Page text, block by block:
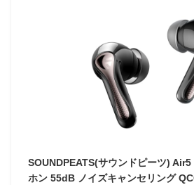
SOUNDPEATS(サウンドピーツ)
ホン 55dB ノイズキャンセリング